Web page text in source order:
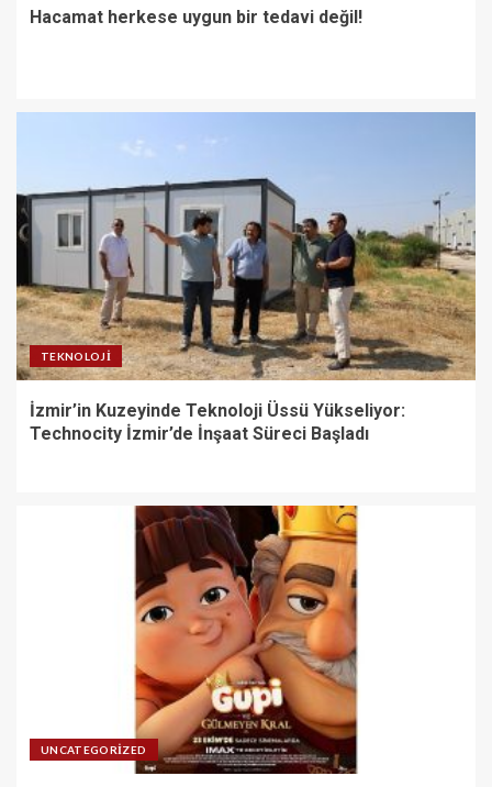
Hacamat herkese uygun bir tedavi değil!
TEKNOLOJI
İzmir’in Kuzeyinde Teknoloji Üssü Yükseliyor:
Technocity İzmir’de İnşaat Süreci Başladı
UNCATEGORIZED